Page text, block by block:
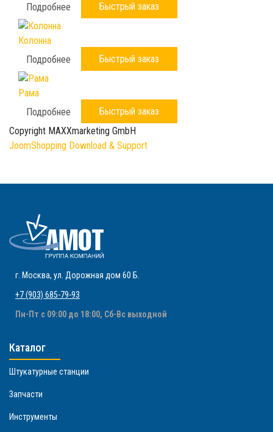
Подробнее
Быстрый заказ
Колонна
Подробнее
Быстрый заказ
Рама
Подробнее
Быстрый заказ
Copyright MAXXmarketing GmbH
JoomShopping Download & Support
г. Москва, ул. Дорожная дом 60 Б
+7 (903) 685-79-93
Пн-Пт с 09:00 до 18:00, Сб-Вс выходной
Каталог
Штукатурные станции
Запчасти
Инструменты